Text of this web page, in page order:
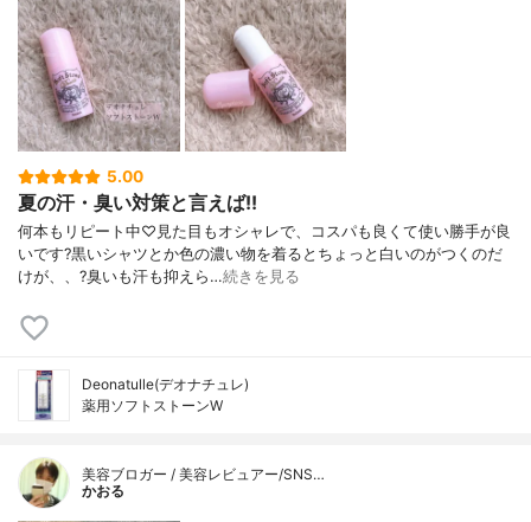
5.00
夏の汗・臭い対策と言えば!!
⁡何本もリピート中♡見た目もオシャレで、コスパも良くて使い勝手が良
いです?⁡黒いシャツとか色の濃い物を着るとちょっと白いのがつくのだ
けが、、?⁡臭いも汗も抑えら…続きを見る
Deonatulle(デオナチュレ)
薬用ソフトストーンW
美容ブロガー / 美容レビュアー/SNS…
かおる